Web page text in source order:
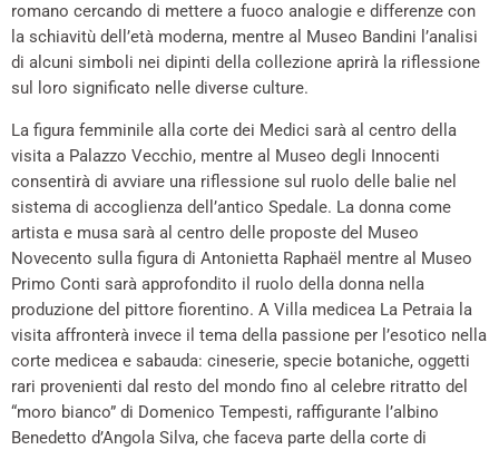
romano cercando di mettere a fuoco analogie e differenze con
la schiavitù dell’età moderna, mentre al Museo Bandini l’analisi
di alcuni simboli nei dipinti della collezione aprirà la riflessione
sul loro significato nelle diverse culture.
La figura femminile alla corte dei Medici sarà al centro della
visita a Palazzo Vecchio, mentre al Museo degli Innocenti
consentirà di avviare una riflessione sul ruolo delle balie nel
sistema di accoglienza dell’antico Spedale. La donna come
artista e musa sarà al centro delle proposte del Museo
Novecento sulla figura di Antonietta Raphaël mentre al Museo
Primo Conti sarà approfondito il ruolo della donna nella
produzione del pittore fiorentino. A Villa medicea La Petraia la
visita affronterà invece il tema della passione per l’esotico nella
corte medicea e sabauda: cineserie, specie botaniche, oggetti
rari provenienti dal resto del mondo fino al celebre ritratto del
“moro bianco” di Domenico Tempesti, raffigurante l’albino
Benedetto d’Angola Silva, che faceva parte della corte di